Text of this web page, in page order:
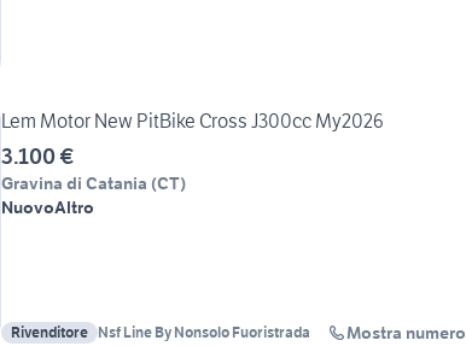
Lem Motor New PitBike Cross J300cc My2026
3.100 €
Gravina di Catania (CT)
NuovoAltro
Rivenditore Nsf Line By Nonsolo Fuoristrada Mostra numero